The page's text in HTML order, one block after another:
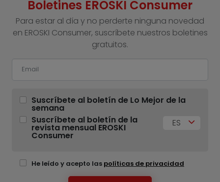
Boletines EROSKI Consumer
Para estar al día y no perderte ninguna novedad
en EROSKI Consumer, suscríbete nuestros boletines
gratuitos.
Suscríbete al boletín de Lo Mejor de la
semana
Suscríbete al boletín de la
revista mensual EROSKI
Consumer
ES
He leído y acepto las políticas de privacidad